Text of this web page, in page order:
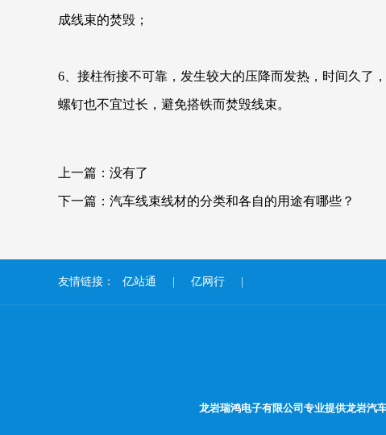
成线束的焚毁；
6、接柱衔接不可靠，发生较大的压降而发热，时间久了
螺钉也不宜过长，避免搭铁而焚毁线束。
上一篇：没有了
下一篇： 汽车线束线材的分类和各自的用途有哪些？
友情链接： 亿站通 亿网行
龙岩瑞鸿电子有限公司专业提供龙岩汽